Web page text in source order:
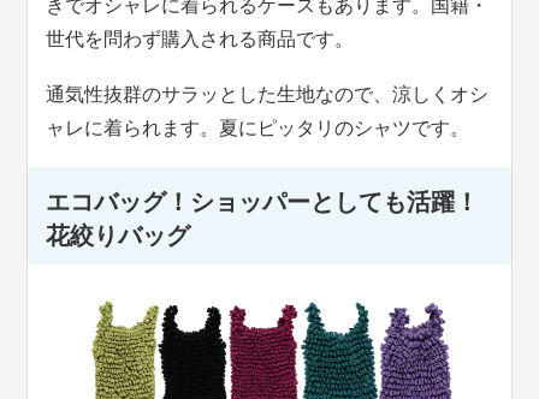
きでオシャレに着られるケースもあります。国籍・
世代を問わず購入される商品です。
通気性抜群のサラッとした生地なので、涼しくオシ
ャレに着られます。夏にピッタリのシャツです。
エコバッグ！ショッパーとしても活躍！
花絞りバッグ